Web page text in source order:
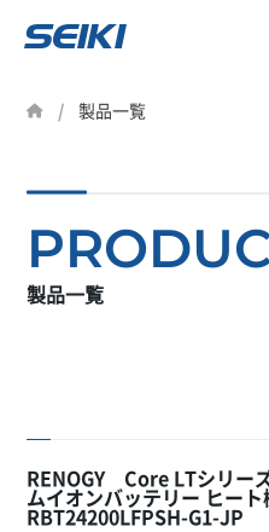
事業内容
会社案内
資料請求
製品一覧
製品一覧
RENOGY Core LTシリー
ムイオンバッテリー ヒー
RBT24200LFPSH-G1-JP